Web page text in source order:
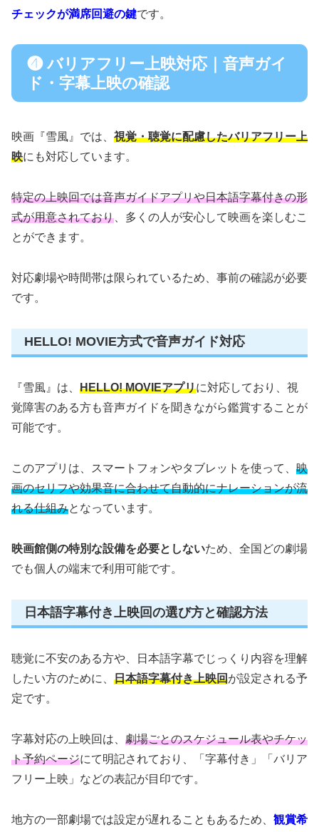
チェックが満席回避の鍵です。
❹ バリアフリー上映対応｜音声ガイ
ド・字幕上映の確認
映画『雪風』では、 視覚・聴覚に配慮したバリアフリー上
映にも対応しています。
特定の上映回では音声ガイドアプリや日本語字幕付きの形
式が用意されており 、多くの人が安心して映画を楽しむこ
とができます。
対応劇場や時間帯は限られているため、事前の確認が必要
です。
HELLO! MOVIE方式で音声ガイド対応
『雪風』は、 HELLO! MOVIEアプリに対応しており、視
覚障害のある方も音声ガイドを聞きながら鑑賞することが
可能です。
このアプリは、スマートフォンやタブレットを使って、 映
画のセリフや効果音に合わせて自動的にナレーションが流
れる仕組みとなっています。
映画館側の特別な設備を必要としないため、全国どの劇場
でも個人の端末で利用可能です。
日本語字幕付き上映回の選び方と確認方法
聴覚に不安のある方や、日本語字幕でじっくり内容を理解
したい方のために、 日本語字幕付き上映回が設定される予
定です。
字幕対応の上映回は、 劇場ごとのスケジュール表やチケッ
ト予約ページにて明記されており、「字幕付き」「バリア
フリー上映」などの表記が目印です。
地方の一部劇場では設定が遅れることもあるため、 観賞希